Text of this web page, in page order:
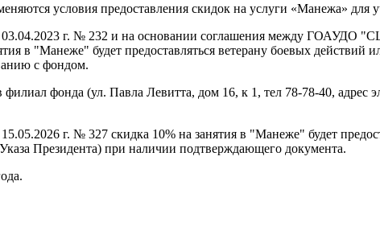
условия предоставления скидок на услуги «Манежа» для
03.04.2023 г. № 232 и на основании соглашения между ГОАУДО
в "Манеже" будет предоставляться ветерану боевых
с фондом.
фонда (ул. Павла Левитта, дом 16, к 1, тел 78-78-40, адрес
г. № 327 скидка 10% на занятия в "Манеже" будет
Президента) при наличии подтверждающего документа.